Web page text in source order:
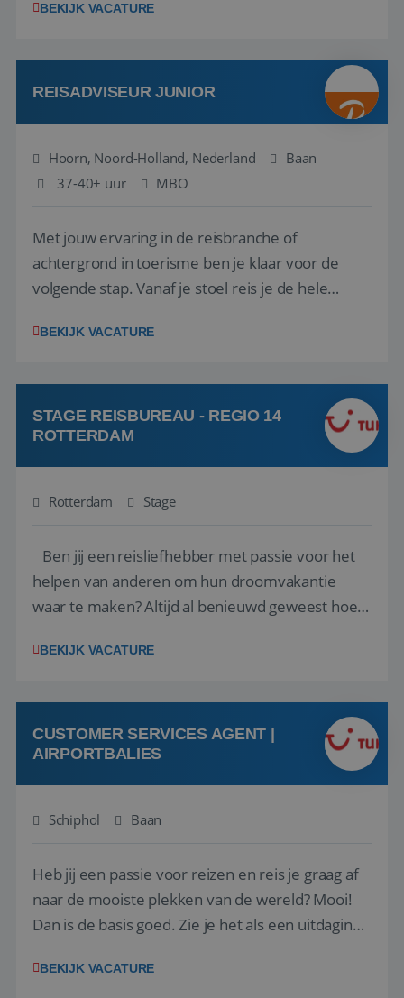
vakantiegangers de meest prachtige plekjes op
werken: of het nu gaat om vragen ...
BEKIJK VACATURE
REISADVISEUR JUNIOR
Hoorn, Noord-Holland, Nederland
Baan
37-40+ uur
MBO
Met jouw ervaring in de reisbranche of
achtergrond in toerisme ben je klaar voor de
volgende stap. Vanaf je stoel reis je de hele
wensen van je team, je klant en wat er in de
klanten te overtuigen om die droomreis te
boeken! ...
BEKIJK VACATURE
STAGE REISBUREAU - REGIO 14
ROTTERDAM
Rotterdam Stage
Ben jij een reisliefhebber met passie voor het
helpen van anderen om hun droomvakantie
waar te maken? Altijd al benieuwd geweest hoe
van de grootste reisorganisaties? Dan is een
op zoek naar een enthousiaste, leergie...
BEKIJK VACATURE
CUSTOMER SERVICES AGENT |
AIRPORTBALIES
Schiphol Baan
Heb jij een passie voor reizen en reis je graag af
naar de mooiste plekken van de wereld? Mooi!
Dan is de basis goed. Zie je het als een uitdaging
het samenstellen en boeken van de perfecte
BEKIJK VACATURE